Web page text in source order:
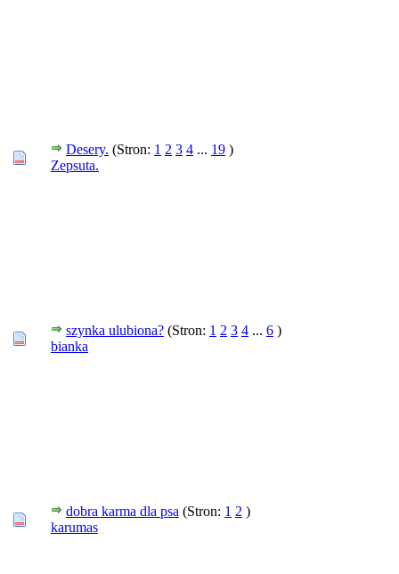
Desery. (Stron: 1 2 3 4 ... 19 )
Zepsuta.
szynka ulubiona? (Stron: 1 2 3 4 ... 6 )
bianka
dobra karma dla psa (Stron: 1 2 )
karumas